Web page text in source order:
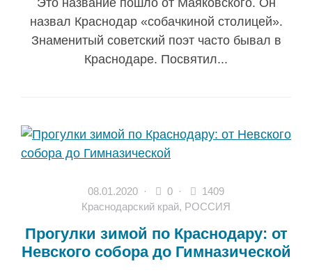
Это название пошло от Маяковского. Он
назвал Краснодар «собачкиной столицей».
Знаменитый советский поэт часто бывал в
Краснодаре. Посвятил...
08.01.2020 · 0 ·
1409
Краснодарский край, РОССИЯ
Прогулки зимой по Краснодару: от
Невского собора до Гимназической